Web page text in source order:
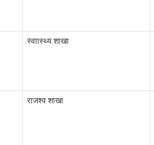
स्वाास्थ्य शाखा
राजश्व शाखा